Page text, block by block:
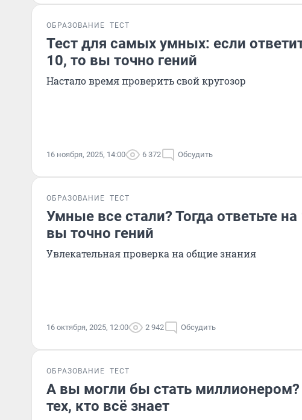
ОБРАЗОВАНИЕ ТЕСТ
Тест для самых умных: если
10, то вы точно гений
Настало время проверить свой кругозор
16 ноября, 2025, 14:00 6 372 Обсудить
ОБРАЗОВАНИЕ ТЕСТ
Умные все стали? Тогда ответьте на
вы точно гений
Увлекательная проверка на общие знания
16 октября, 2025, 12:00 2 942 Обсудить
ОБРАЗОВАНИЕ ТЕСТ
А вы могли бы стать миллионером?
тех, кто всё знает